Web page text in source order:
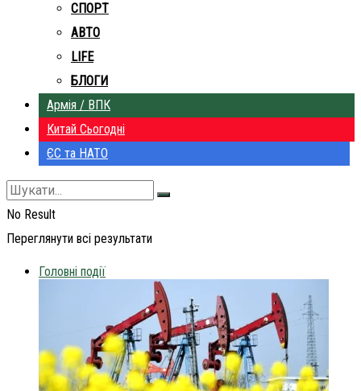
СПОРТ
АВТО
LIFE
БЛОГИ
Армія / ВПК
Китай Сьогодні
ЄС та НАТО
No Result
Переглянути всі результати
Головні події